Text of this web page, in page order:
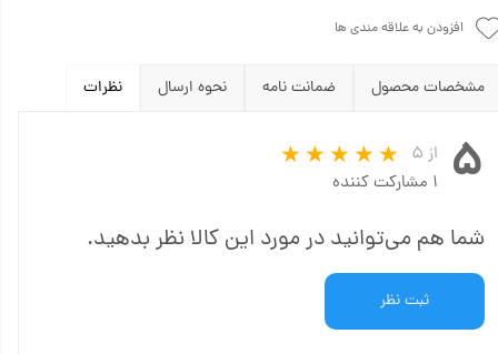
افزودن به علاقه مندی ها
مشخصات محصول ضمانت نامه نحوه ارسال نظرات
۵
از ۵
۱ مشارکت کننده
شما هم می‌توانید در مورد این کالا نظر بدهید.
ثبت نظر